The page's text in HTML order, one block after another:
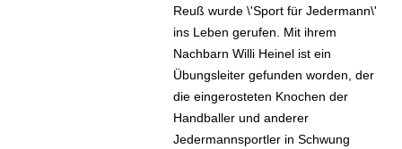
Reuß wurde \'Sport für Jedermann\'
ins Leben gerufen. Mit ihrem
Nachbarn Willi Heinel ist ein
Übungsleiter gefunden worden, der
die eingerosteten Knochen der
Handballer und anderer
Jedermannsportler in Schwung